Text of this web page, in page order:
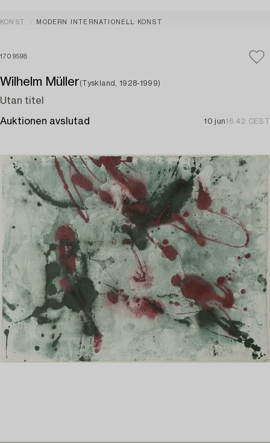
KONST MODERN INTERNATIONELL KONST
1709598
Wilhelm Müller(Tyskland, 1928-1999)
Utan titel
Auktionen avslutad 10 jun16:42 CEST